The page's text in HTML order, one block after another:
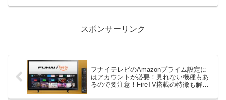
スポンサーリンク
フナイテレビのAmazonプライム設定に
はアカウントが必要！見れない機種もあ
るので要注意！FireTV搭載の特徴も解